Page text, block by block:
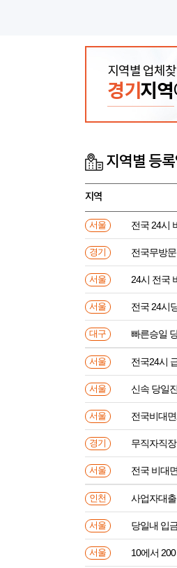
지역별 업체
경기 지역
지역별 등
지역
서울 전국 24시
경기 전국무방
서울 24시 전국
서울 전국 24시
대구 빠른승일
서울 전국24시
서울 신속 당일
서울 전국비대
경기
서울
인천 사업자대
서울 당일내 입
서울 10에서